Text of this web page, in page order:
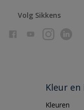
Volg Sikkens
Kleur
Kleuren